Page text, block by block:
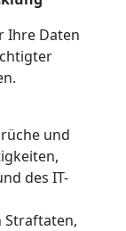
Ihre Daten
und
des IT-
Straftaten,